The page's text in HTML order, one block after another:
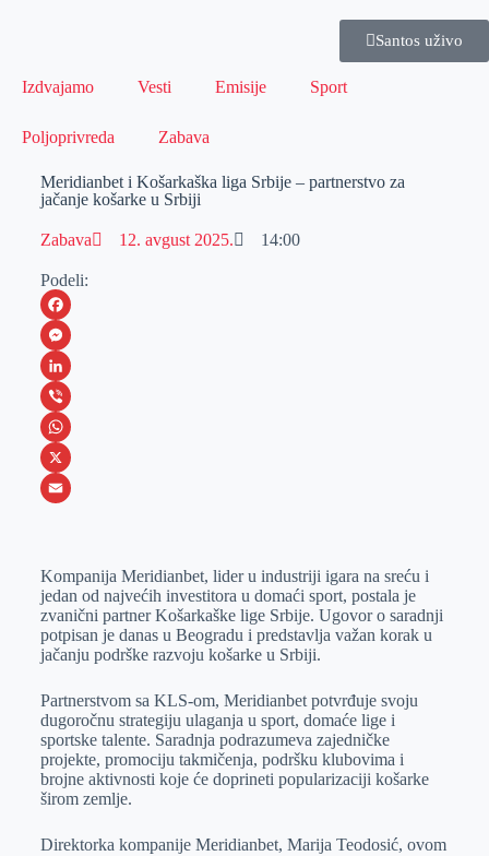
Santos uživo
Izdvajamo Vesti Emisije Sport
Poljoprivreda Zabava
Meridianbet i Košarkaška liga Srbije – partnerstvo za
jačanje košarke u Srbiji
Zabava 12. avgust 2025. 14:00
Podeli:
F
a
c
e
b
o
M
e
s
s
e
e
r
L
i
n
k
I
n
V
i
b
W
h
s
A
p
X
a
i
l
Kompanija Meridianbet, lider u industriji igara na sreću i
jedan od najvećih investitora u domaći sport, postala je
zvanični partner Košarkaške lige Srbije. Ugovor o saradnji
potpisan je danas u Beogradu i predstavlja važan korak u
jačanju podrške razvoju košarke u Srbiji.
Partnerstvom sa KLS-om, Meridianbet potvrđuje svoju
dugoročnu strategiju ulaganja u sport, domaće lige i
sportske talente. Saradnja podrazumeva zajedničke
projekte, promociju takmičenja, podršku klubovima i
brojne aktivnosti koje će doprineti popularizaciji košarke
širom zemlje.
Direktorka kompanije Meridianbet, Marija Teodosić, ovom